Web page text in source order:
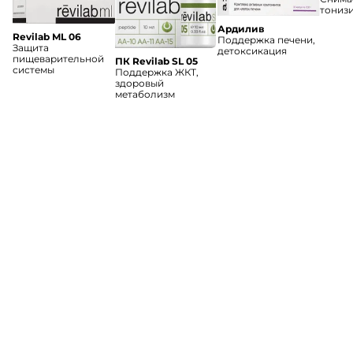
Revilab ML 06
Защита
пищеварительной
системы
ПК Revilab SL 05
Поддержка ЖКТ,
здоровый
метаболизм
Ардилив
Поддержка печени,
детоксикация